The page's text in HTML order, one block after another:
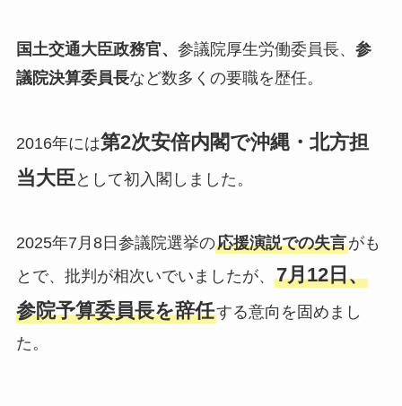
国土交通大臣政務官、 参議院厚生労働委員長、 参
議院決算委員長など数多くの要職を歴任。
2016年には第2次安倍内閣で沖縄・北方担
当大臣 として初入閣しました。
2025年7月8日参議院選挙の応援演説での失言がも
とで、批判が相次いでいましたが、 7月12日、
参院予算委員長を辞任する意向を固めまし
た。